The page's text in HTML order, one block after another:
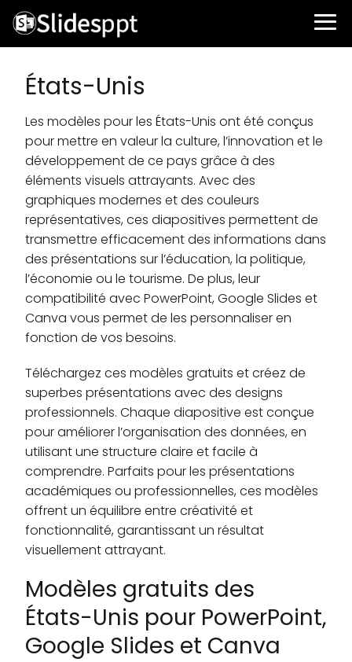
États-Unis
Les modèles pour les États-Unis ont été conçus
pour mettre en valeur la culture, l’innovation et le
développement de ce pays grâce à des
éléments visuels attrayants. Avec des
graphiques modernes et des couleurs
représentatives, ces diapositives permettent de
transmettre efficacement des informations dans
des présentations sur l’éducation, la politique,
l’économie ou le tourisme. De plus, leur
compatibilité avec PowerPoint, Google Slides et
Canva vous permet de les personnaliser en
fonction de vos besoins.
Téléchargez ces modèles gratuits et créez de
superbes présentations avec des designs
professionnels. Chaque diapositive est conçue
pour améliorer l’organisation des données, en
utilisant une structure claire et facile à
comprendre. Parfaits pour les présentations
académiques ou professionnelles, ces modèles
offrent un équilibre entre créativité et
fonctionnalité, garantissant un résultat
visuellement attrayant.
Modèles gratuits des
États-Unis pour PowerPoint,
Google Slides et Canva